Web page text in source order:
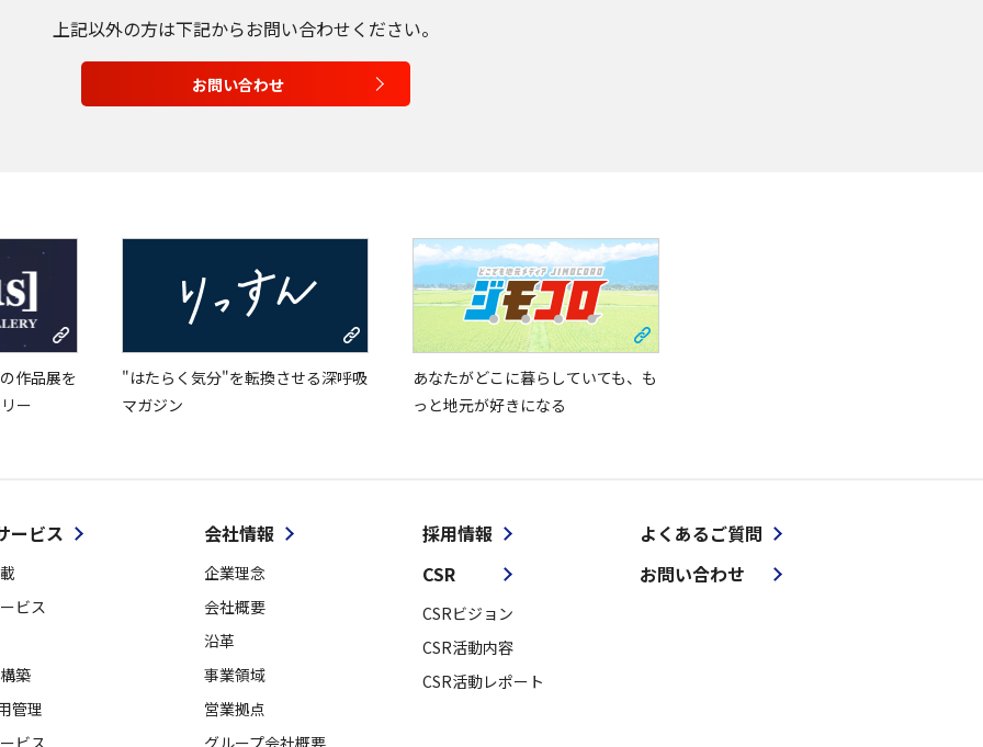
上記以外の方は下記からお問い合わせください。
お問い合わせ
作品展を
ー
"はたらく気分"を転換させる深呼吸
マガジン
あなたがどこに暮らしていても、も
っと地元が好きになる
ービス
ビス
築
管理
会社情報
企業理念
会社概要
沿革
事業領域
営業拠点
採用情報
CSR
CSRビジョン
CSR活動内容
CSR活動レポート
よくあるご質問
お問い合わせ